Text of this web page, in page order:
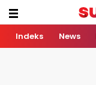
Indeks News